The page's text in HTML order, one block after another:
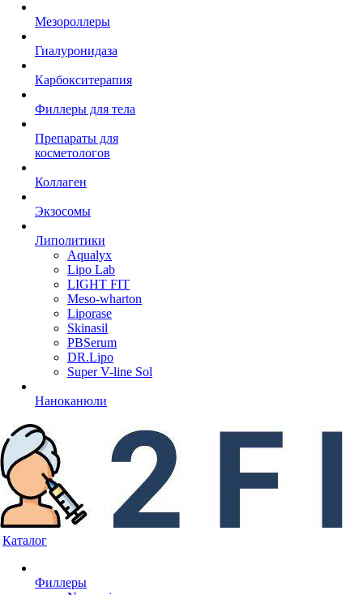
Мезороллеры
Гиалуронидаза
Карбокситерапия
Филлеры для тела
Препараты для
косметологов
Коллаген
Экзосомы
Липолитики
Aqualyx
Lipo Lab
LIGHT FIT
Meso-wharton
Liporase
Skinasil
PBSerum
DR.Lipo
Super V-line Sol
Наноканюли
Каталог
Филлеры